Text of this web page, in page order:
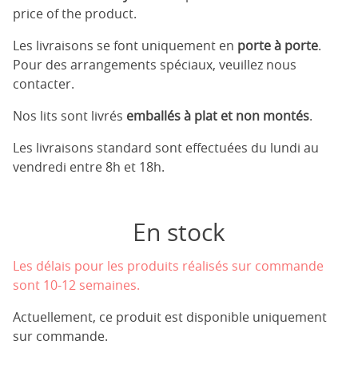
price of the product.
Les livraisons se font uniquement en porte à porte.
Pour des arrangements spéciaux, veuillez nous
contacter.
Nos lits sont livrés emballés à plat et non montés.
Les livraisons standard sont effectuées du lundi au
vendredi entre 8h et 18h.
En stock
Les délais pour les produits réalisés sur commande
sont 10-12 semaines.
Actuellement, ce produit est disponible uniquement
sur commande.